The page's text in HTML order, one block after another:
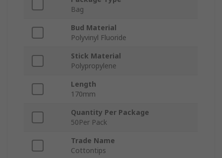
Bag
Bud Material
Polyvinyl Fluoride
Stick Material
Polypropylene
Length
170mm
Quantity Per Package
50Per Pack
Trade Name
Cottontips